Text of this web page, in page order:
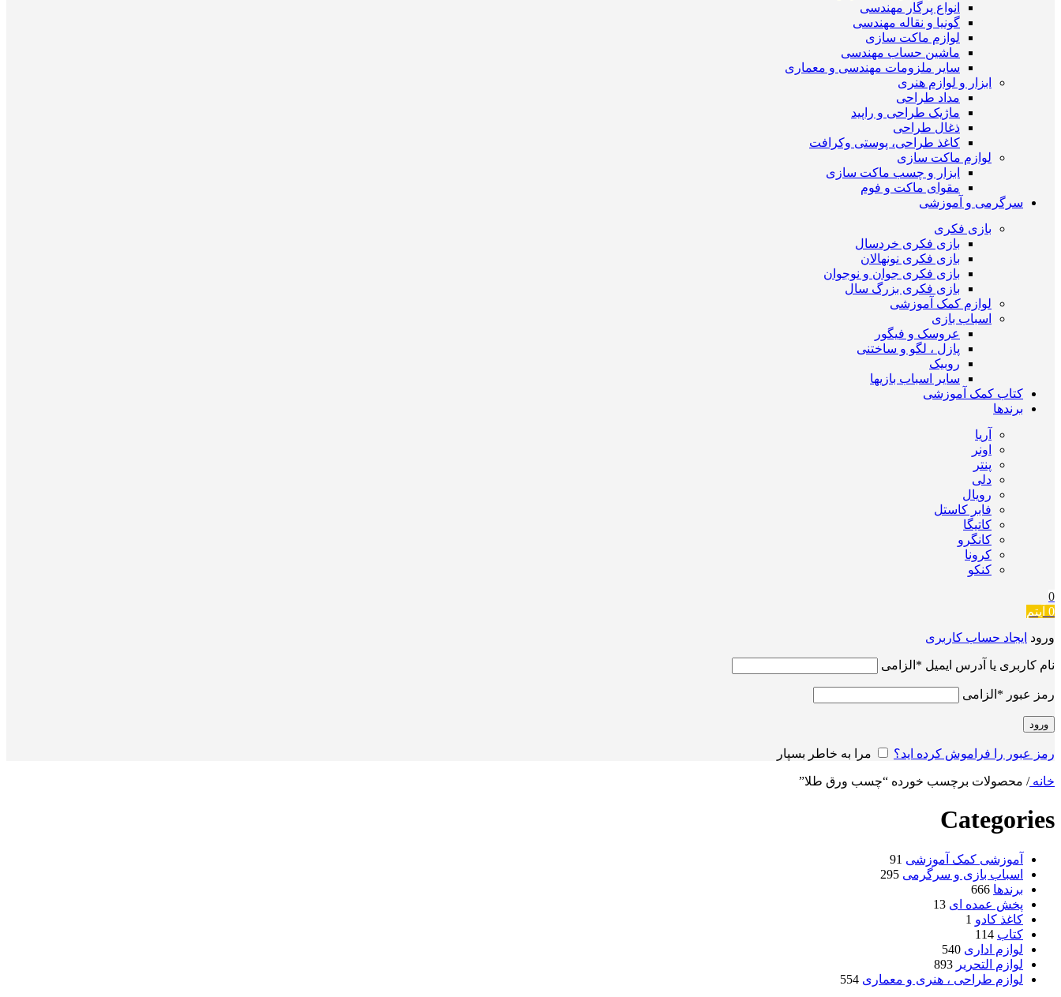
انواع پرگار مهندسی
گونیا و نقاله مهندسی
لوازم ماکت سازی
ماشین حساب مهندسی
سایر ملزومات مهندسی و معماری
ابزار و لوازم هنری
مداد طراحی
ماژیک طراحی و راپید
ذغال طراحی
کاغذ طراحی، پوستی وکرافت
لوازم ماکت سازی
ابزار و چسب ماکت سازی
مقوای ماکت و فوم
سرگرمی و آموزشی
بازی فکری
بازی فکری خردسال
بازی فکری نونهالان
بازی فکری جوان و نوجوان
بازی فکری بزرگ سال
لوازم کمک آموزشی
اسباب بازی
عروسک و فیگور
پازل ، لگو و ساختنی
روبیک
سایر اسباب بازیها
کتاب کمک آموزشی
برندها
آریا
اونر
پنتر
دلی
رویال
فابر کاستل
کاتیگا
کانگرو
کرونا
کنکو
0
0 آیتم
ورود ایجاد حساب کاربری
نام کاربری یا آدرس ایمیل * الزامی
رمز عبور * الزامی
ورود
رمز عبور را فراموش کرده اید؟ مرا به خاطر بسپار
خانه/ محصولات برچسب خورده “چسب ورق طلا”
Categories
آموزشی کمک آموزشی 91
اسباب بازی و سرگرمی 295
برندها 666
پخش عمده ای 13
کاغذ کادو 1
کتاب 114
لوازم اداری 540
لوازم التحریر 893
لوازم طراحی ، هنری و معماری 554